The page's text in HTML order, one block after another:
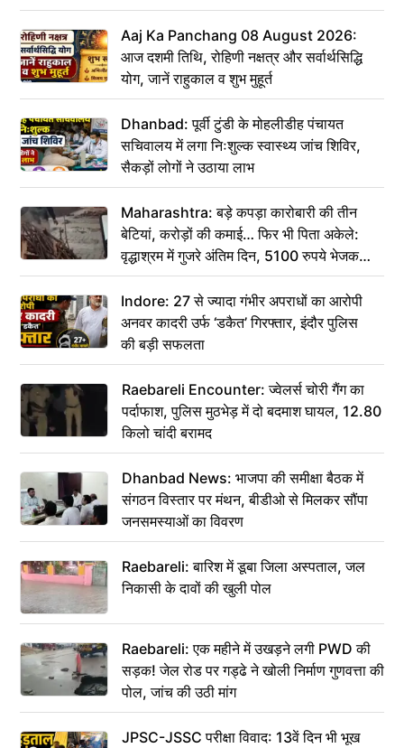
Aaj Ka Panchang 08 August 2026:
आज दशमी तिथि, रोहिणी नक्षत्र और सर्वार्थसिद्धि
योग, जानें राहुकाल व शुभ मुहूर्त
Dhanbad: पूर्वी टुंडी के मोहलीडीह पंचायत
सचिवालय में लगा निःशुल्क स्वास्थ्य जांच शिविर,
सैकड़ों लोगों ने उठाया लाभ
Maharashtra: बड़े कपड़ा कारोबारी की तीन
बेटियां, करोड़ों की कमाई… फिर भी पिता अकेले:
वृद्धाश्रम में गुजरे अंतिम दिन, 5100 रुपये भेजकर
कहा– अंतिम संस्कार कर दीजिए हम नहीं आ पाएंगे
Indore: 27 से ज्यादा गंभीर अपराधों का आरोपी
अनवर कादरी उर्फ ‘डकैत’ गिरफ्तार, इंदौर पुलिस
की बड़ी सफलता
Raebareli Encounter: ज्वेलर्स चोरी गैंग का
पर्दाफाश, पुलिस मुठभेड़ में दो बदमाश घायल, 12.80
किलो चांदी बरामद
Dhanbad News: भाजपा की समीक्षा बैठक में
संगठन विस्तार पर मंथन, बीडीओ से मिलकर सौंपा
जनसमस्याओं का विवरण
Raebareli: बारिश में डूबा जिला अस्पताल, जल
निकासी के दावों की खुली पोल
Raebareli: एक महीने में उखड़ने लगी PWD की
सड़क! जेल रोड पर गड्ढे ने खोली निर्माण गुणवत्ता की
पोल, जांच की उठी मांग
JPSC-JSSC परीक्षा विवाद: 13वें दिन भी भूख